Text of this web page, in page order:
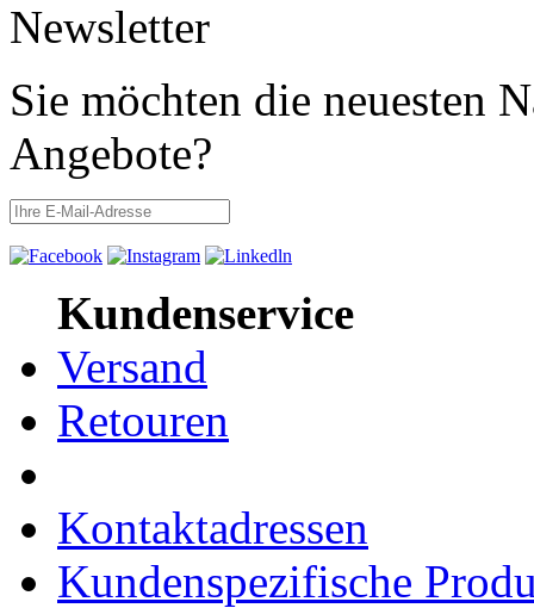
Newsletter
Sie möchten die neuesten
Angebote?
Kundenservice
Versand
Retouren
Kontaktadressen
Kundenspezifische